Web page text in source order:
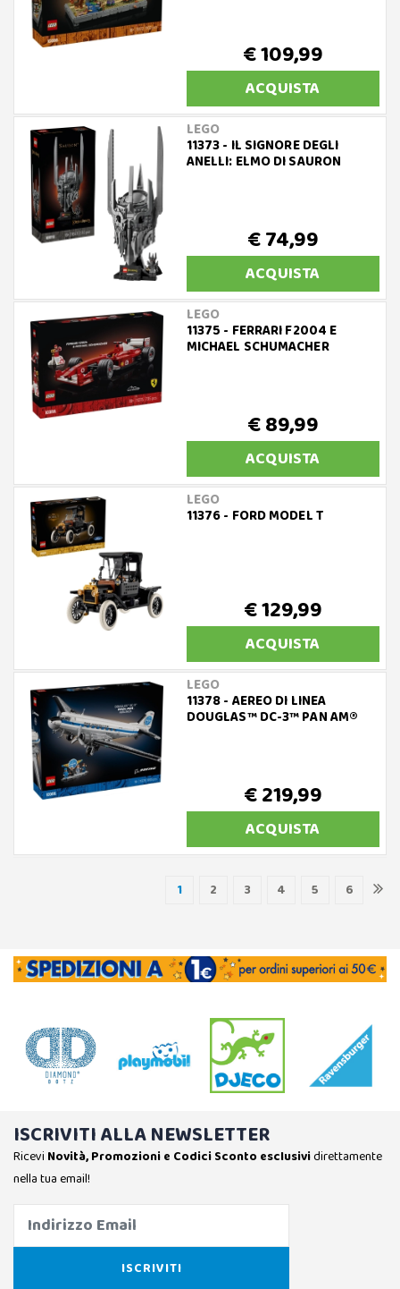
€ 109,99
ACQUISTA
LEGO
11373 - IL SIGNORE DEGLI
ANELLI: ELMO DI SAURON
€ 74,99
ACQUISTA
LEGO
11375 - FERRARI F2004 E
MICHAEL SCHUMACHER
€ 89,99
ACQUISTA
LEGO
11376 - FORD MODEL T
€ 129,99
ACQUISTA
LEGO
11378 - AEREO DI LINEA
DOUGLAS™ DC-3™ PAN AM®
€ 219,99
ACQUISTA
1 2 3 4 5 6
ISCRIVITI ALLA NEWSLETTER
Ricevi Novità, Promozioni e Codici Sconto esclusividirettamente
nella tua email!